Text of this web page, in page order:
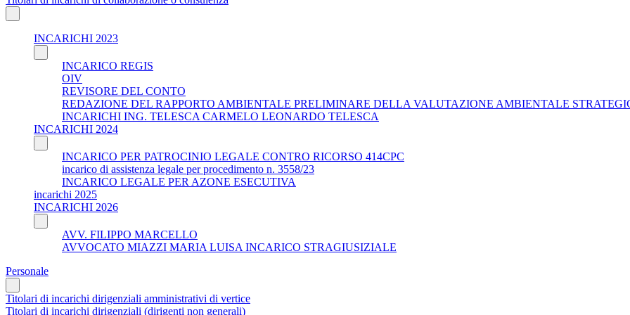
INCARICHI 2023
INCARICO REGIS
OIV
REVISORE DEL CONTO
REDAZIONE DEL RAPPORTO AMBIENTALE PRELIMINARE DELLA VALUTAZIONE AMBIENTALE
INCARICHI ING. TELESCA CARMELO LEONARDO TELESCA
INCARICHI 2024
INCARICO PER PATROCINIO LEGALE CONTRO RICORSO 414CPC
incarico di assistenza legale per procedimento n. 3558/23
INCARICO LEGALE PER AZONE ESECUTIVA
incarichi 2025
INCARICHI 2026
AVV. FILIPPO MARCELLO
AVVOCATO MIAZZI MARIA LUISA INCARICO STRAGIUSIZIALE
Personale
Titolari di incarichi dirigenziali amministrativi di vertice
Titolari di incarichi dirigenziali (dirigenti non generali)